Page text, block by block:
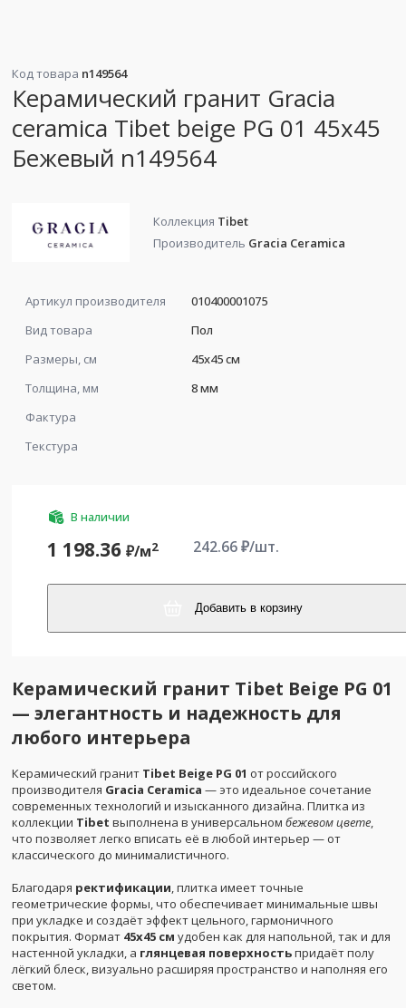
Код товара n149564
Керамический гранит Gracia
ceramica Tibet beige PG 01 45x45
Бежевый n149564
Коллекция Tibet
Производитель Gracia Ceramica
Артикул производителя
010400001075
Вид товара
Пол
Размеры, см
45x45 см
Толщина, мм
8 мм
Фактура
Текстура
В наличии
1 198.36 ₽/м2 242.66₽/шт.
Добавить в корзину
Керамический гранит Tibet Beige PG 01
— элегантность и надежность для
любого интерьера
Керамический гранит Tibet Beige PG 01 от российского
производителя Gracia Ceramica — это идеальное сочетание
современных технологий и изысканного дизайна. Плитка из
коллекции Tibet выполнена в универсальном бежевом цвете
что позволяет легко вписать её в любой интерьер — от
классического до минималистичного.
Благодаря ректификации , плитка имеет точные
геометрические формы, что обеспечивает минимальные швы
при укладке и создаёт эффект цельного, гармоничного
покрытия. Формат 45x45 см удобен как для напольной, так и для
настенной укладки, а глянцевая поверхностьпридаёт полу
лёгкий блеск, визуально расширяя пространство и наполняя его
светом.